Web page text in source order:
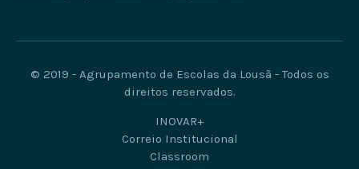
© 2019 - Agrupamento de Escolas da Lousã - Todos os
direitos reservados.
INOVAR+
Correio Institucional
Classroom